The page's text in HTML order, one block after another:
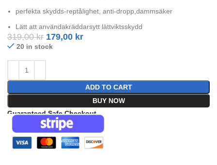
perfekta skydds-reptålighet, anti-dropp,dammsäker
Lätt att användakräddarsytt lättviktsskydd
319,00kr 179,00 kr
20 in stock
ADD TO CART
BUY NOW
Guaranteed Safe Checkout